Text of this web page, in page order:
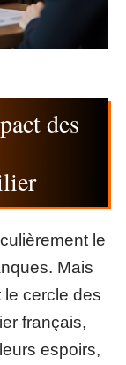
des
le
Mais
le cercle des
français,
espoirs,